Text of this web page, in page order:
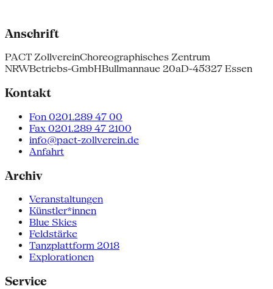
Anschrift
PACT ZollvereinChoreographisches Zentrum
NRWBetriebs-GmbHBullmannaue 20aD-45327 Essen
Kontakt
Fon 0201.289 47 00
Fax 0201.289 47 2100
info@pact-zollverein.de
Anfahrt
Archiv
Veranstaltungen
Künstler*innen
Blue Skies
Feldstärke
Tanzplattform 2018
Explorationen
Service